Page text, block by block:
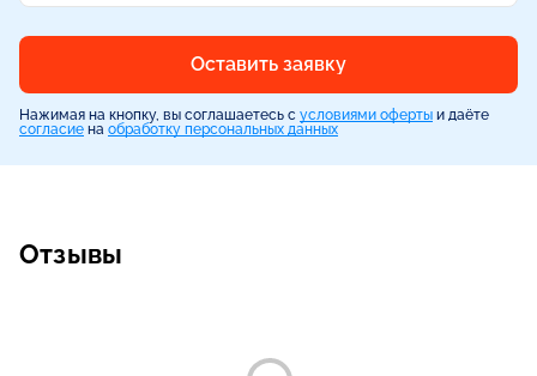
Оставить заявку
Нажимая на кнопку, вы соглашаетесь с условиями оферты и даёте
согласие на обработку персональных данных
Отзывы